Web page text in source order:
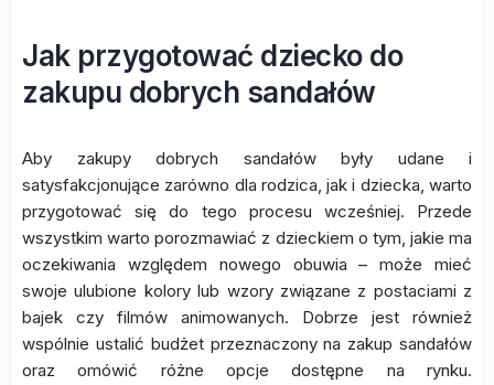
Jak przygotować dziecko do
zakupu dobrych sandałów
Aby zakupy dobrych sandałów były udane i
satysfakcjonujące zarówno dla rodzica, jak i dziecka, warto
przygotować się do tego procesu wcześniej. Przede
wszystkim warto porozmawiać z dzieckiem o tym, jakie ma
oczekiwania względem nowego obuwia – może mieć
swoje ulubione kolory lub wzory związane z postaciami z
bajek czy filmów animowanych. Dobrze jest również
wspólnie ustalić budżet przeznaczony na zakup sandałów
oraz omówić różne opcje dostępne na rynku.